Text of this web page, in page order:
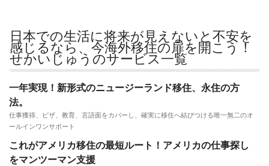
日本での生活に将来が見えないと不安を
感じるなら、今海外移住の扉を開こう！
せかいじゅうのサービス一覧
一年実現！新形式のニュージーランド移住、永住の方
法。
仕事獲得、ビザ、教育、言語面をカバーし、確実に移住へ結びつける唯一無二のオ
ールインワンサポート
これがアメリカ移住の最短ルート！アメリカの仕事探し
をマンツーマン支援